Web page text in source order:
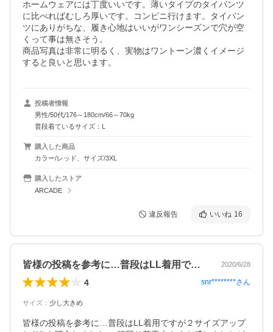
ホームウェアには丁度いいです。薄いタイプのタイパンツ
に比べればむしろ厚いです。コンビニ行けます。タイパン
ツにありがちな、履き心地はいいがワンシーズンで穴が空
くって事は無さそう。
商品写真は非常に明るく、実物はワントーン濃くイメージ
すると良いと思います。
投稿者情報
男性/50代/176～180cm/66～70kg
普段着ているサイズ：L
購入した商品
カラー/レッド、サイズ/3XL
購入したストア
ARCADE
違反報告 いいね 16
皆様の投稿を参考に…普段はLL着用です… 2020/6/28
4 snr********さん
サイズ ： 少し大きめ
皆様の投稿を参考に…普段はLL着用ですが２サイズアップ